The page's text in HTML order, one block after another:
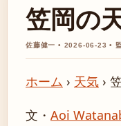
笠岡の
佐藤健一 • 2026-06-23 •
ホーム › 天気 ›
文・ Aoi